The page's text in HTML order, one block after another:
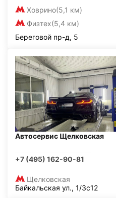
Ховрино(5,1 км)
Физтех(5,4 км)
Береговой пр-д, 5
Автосервис Щелковская
+7 (495) 162-90-81
Щелковская
Байкальская ул., 1/3с12